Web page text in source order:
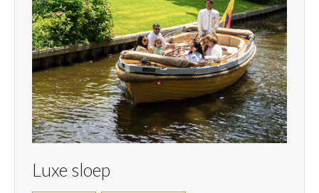
Luxe sloep